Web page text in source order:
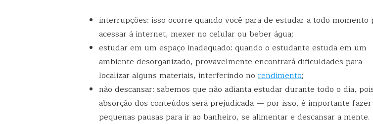
interrupções: isso ocorre quando você para de estudar a todo momento
acessar à internet, mexer no celular ou beber água;
estudar em um espaço inadequado: quando o estudante estuda em um
ambiente desorganizado, provavelmente encontrará dificuldades para
localizar alguns materiais, interferindo norendimento;
não descansar: sabemos que não adianta estudar durante todo o dia,
absorção dos conteúdos será prejudicada — por isso, é importante fazer
pequenas pausas para ir ao banheiro, se alimentar e descansar a mente.